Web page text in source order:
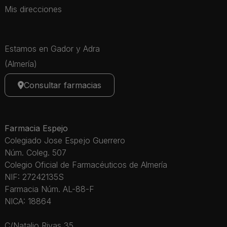
Mis direcciones
Estamos en Gador y Adra
(Almería)
Consultar farmacias
Farmacia Espejo
Colegiado Jose Espejo Guerrero
Núm. Coleg. 507
Colegio Oficial de Farmacéuticos de Almería
NIF: 27242135S
Farmacia Núm. AL-88-F
NICA: 18864